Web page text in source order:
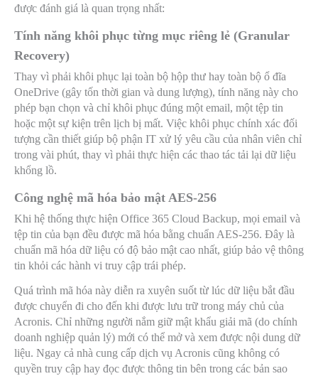
được đánh giá là quan trọng nhất:
Tính năng khôi phục từng mục riêng lẻ (Granular
Recovery)
Thay vì phải khôi phục lại toàn bộ hộp thư hay toàn bộ ổ đĩa
OneDrive (gây tốn thời gian và dung lượng), tính năng này cho
phép bạn chọn và chỉ khôi phục đúng một email, một tệp tin
hoặc một sự kiện trên lịch bị mất. Việc khôi phục chính xác đối
tượng cần thiết giúp bộ phận IT xử lý yêu cầu của nhân viên chỉ
trong vài phút, thay vì phải thực hiện các thao tác tải lại dữ liệu
khổng lồ.
Công nghệ mã hóa bảo mật AES-256
Khi hệ thống thực hiện Office 365 Cloud Backup, mọi email và
tệp tin của bạn đều được mã hóa bằng chuẩn AES-256. Đây là
chuẩn mã hóa dữ liệu có độ bảo mật cao nhất, giúp bảo vệ thông
tin khỏi các hành vi truy cập trái phép.
Quá trình mã hóa này diễn ra xuyên suốt từ lúc dữ liệu bắt đầu
được chuyển đi cho đến khi được lưu trữ trong máy chủ của
Acronis. Chỉ những người nắm giữ mật khẩu giải mã (do chính
doanh nghiệp quản lý) mới có thể mở và xem được nội dung dữ
liệu. Ngay cả nhà cung cấp dịch vụ Acronis cũng không có
quyền truy cập hay đọc được thông tin bên trong các bản sao